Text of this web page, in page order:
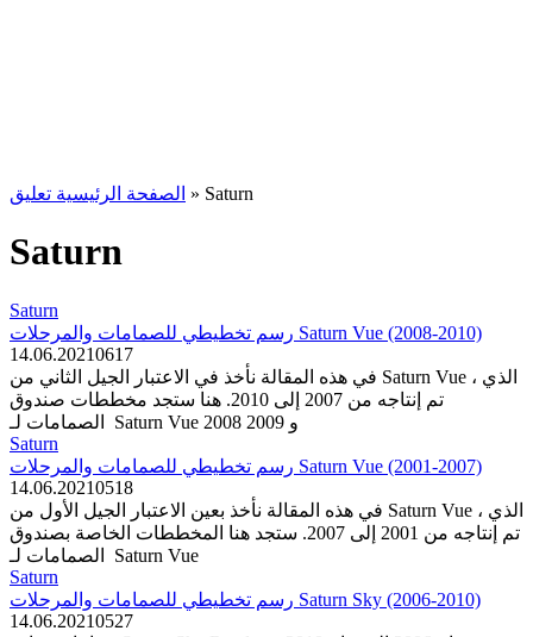
الصفحة الرئيسية تعليق » Saturn
Saturn
Saturn
رسم تخطيطي للصمامات والمرحلات Saturn Vue (2008-2010)
14.06.20210617
في هذه المقالة نأخذ في الاعتبار الجيل الثاني من Saturn Vue ، الذي
تم إنتاجه من 2007 إلى 2010. هنا ستجد مخططات صندوق
الصمامات لـ Saturn Vue 2008 و 2009
Saturn
رسم تخطيطي للصمامات والمرحلات Saturn Vue (2001-2007)
14.06.20210518
في هذه المقالة نأخذ بعين الاعتبار الجيل الأول من Saturn Vue ، الذي
تم إنتاجه من 2001 إلى 2007. ستجد هنا المخططات الخاصة بصندوق
الصمامات لـ Saturn Vue
Saturn
رسم تخطيطي للصمامات والمرحلات Saturn Sky (2006-2010)
14.06.20210527